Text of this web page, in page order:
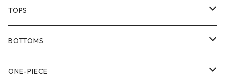
TOPS
80size
90size
BOTTOMS
80size
ONE-PIECE